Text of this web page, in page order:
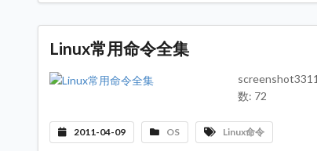
Linux常用命令全集
数: 72
2011-04-09 OS Linux命令